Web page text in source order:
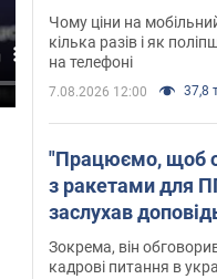
скаржитись на
Чому ціни на
кілька разів і як
на телефоні
7.08.2026 12:00 37,8
"Працюємо, щоб
з ракетами для
заслухав
анонсував нові
Зокрема, він
кадрові питання в